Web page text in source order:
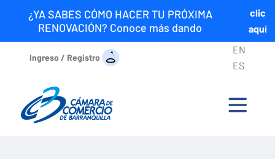
¿YA SABES CÓMO HACER TU PRÓXIMA
RENOVACIÓN? Conoce más dando
clic
aquí
Ingreso / Registro
EN
ES